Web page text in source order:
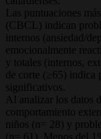
Las puntuaciones
(CBCL) indican
internos (ansiedad/
emocionalmente
y totales (internos,
de corte (≥65) indica
significativos.
Al analizar los datos
comportamiento
niños (n= 28) y
(n= 61). Menos del